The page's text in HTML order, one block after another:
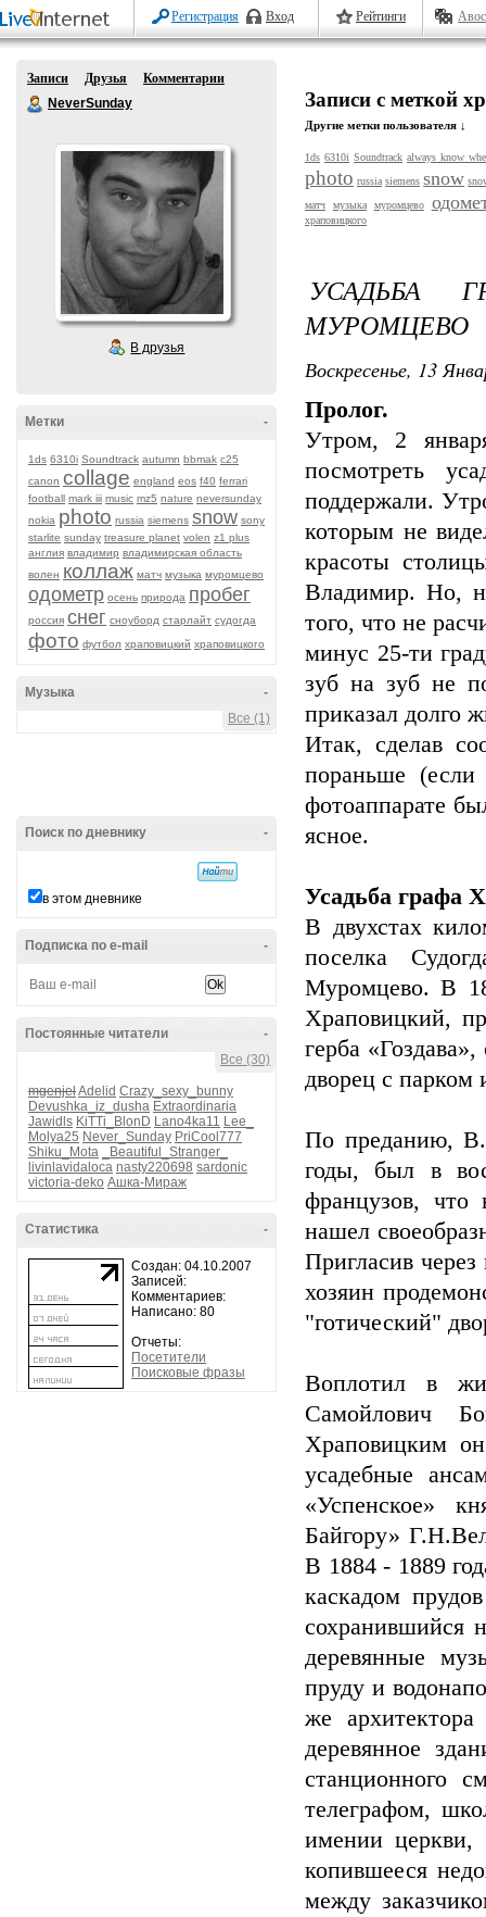
Регистрация Вход Рейтинги
Записи Друзья
Комментарии
NeverSunday
В друзья
-
Метки
1ds 6310i Soundtrack autumn bbmak c25
canon collage england eos f40 ferrari
football mark iii music mz5 nature neversunday
nokia photo russia siemens snow sony
starlite sunday treasure planet volen z1 plus
англия владимир владимирская область
волен коллаж матч музыка муромцево
одометр осень природа пробег
россия снег сноуборд старлайт судогда
фото футбол храповицкий храповицкого
-
Музыка
Все (1)
-
Поиск по дневнику
в этом дневнике
-
Подписка по e-mail
-
Постоянные читатели
Все (30)
mgenjelAdelid Crazy_sexy_bunny
Devushka_iz_dusha Extraordinaria
Jawidls KiTTi_BlonD Lano4ka11 Lee_
Molya25 Never_Sunday PriCool777
Shiku_Mota
_Beautiful_Stranger_
livinlavidaloca nasty220698 sardonic
victoria-deko Ашка-Мираж
-
Статистика
Создан: 04.10.2007
Записей:
Комментариев:
Написано: 80
Отчеты:
Посетители
Поисковые фразы
Записи с меткой
Другие метки пользователя ↓
1ds 6310i Soundtrack always know
photo russia siemens snow
матч
музыка муромцево
храповицкого
УСАДЬБА
МУРОМЦЕВО
Воскресенье, 13
Пролог.
Утром, 2
посмотреть
поддержали.
которым не
красоты
Владимир. Но,
того, что не
минус 25-ти
зуб на зуб не
приказал долго
Итак, сделав
пораньше
фотоаппарате
ясное.
Усадьба графа
В двухстах
поселка
Муромцево. В
Храповицкий,
герба
дворец с парком
По преданию,
годы, был в
французов, что
нашел
Пригласив
хозяин
"готический"
Воплотил в
Самойлович
Храповицким
усадебные
«Успенское»
Байгору»
В 1884 - 1889
каскадом
сохранившийся
деревянные
пруду и
же
деревянное
станционного
телеграфом,
имении церкви,
копившееся
между